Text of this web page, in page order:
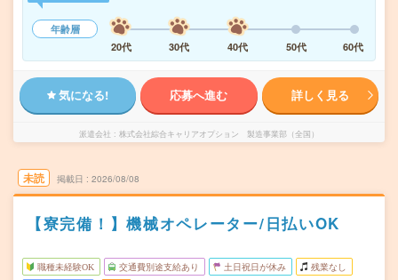
年齢層
20代
30代 40代 50代 60代
気になる! 応募へ進む 詳しく見る
派遣会社 株式会社綜合キャリアオプション 製造事業部（全国）
未読 掲載日 2026/08/08
【寮完備！】機械オペレーター/日払いOK
職種未経験OK 交通費別途支給あり 土日祝日が休み 残業なし